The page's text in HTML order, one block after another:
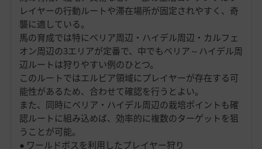
レイヤーの行動ルートや滞在場所が固定されやすく、奇
襲に適している。
馬の育成では特にベリア周辺・ハイデル周辺・カルフェ
オン周辺の3エリアが定番で、中でもベリア～ハイデル周
辺ルートは狩りやすい例のひとつ。
このルートではエルビア領域にプレイヤーが存在する可
能性があるため、合わせて確認を行うとよい。
また、同時にベリア・ハイデル周辺の栽培ポイントも確
認ルートに組み込めば、効率的に複数のターゲットを狙
うことが可能。
● ワールドボスを利用したプレイヤー狩り